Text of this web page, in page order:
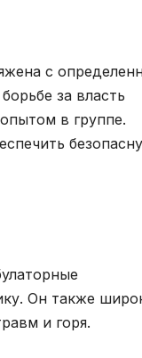
с
за власть
в группе.
Он также
и горя.